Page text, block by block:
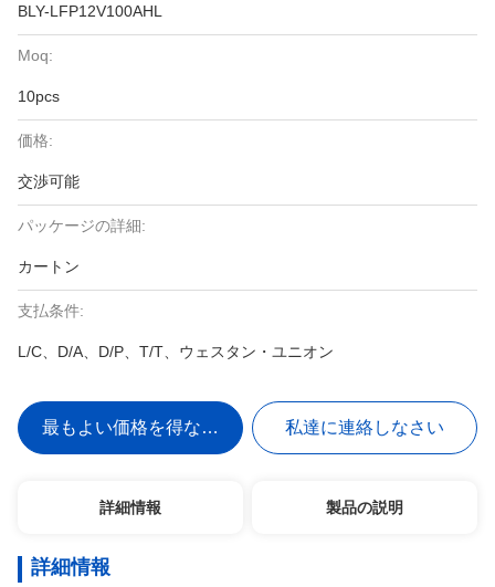
BLY-LFP12V100AHL
Moq:
10pcs
価格:
交渉可能
パッケージの詳細:
カートン
支払条件:
L/C、D/A、D/P、T/T、ウェスタン・ユニオン
最もよい価格を得なさい 私達に連絡しなさい
詳細情報 製品の説明
詳細情報